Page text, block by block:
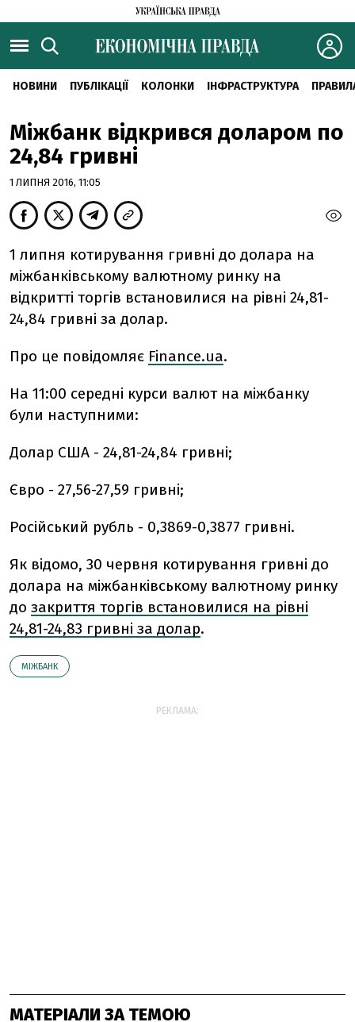
НОВИНИ ПУБЛІКАЦІЇ КОЛОНКИ ІНФРАСТРУКТУРА
Міжбанк відкрився доларом по
24,84 гривні
1 ЛИПНЯ 2016, 11:05
1 липня котирування гривні до долара на
міжбанківському валютному ринку на
відкритті торгів встановилися на рівні 24,81-
24,84 гривні за долар.
Про це повідомляє Finance.ua.
На 11:00 середні курси валют на міжбанку
були наступними:
Долар США - 24,81-24,84 гривні;
Євро - 27,56-27,59 гривні;
Російський рубль - 0,3869-0,3877 гривні.
Як відомо, 30 червня котирування гривні до
долара на міжбанківському валютному ринку
до закриття торгів встановилися на рівні
24,81-24,83 гривні за долар.
МІЖБАНК
РЕКЛАМА:
МАТЕРІАЛИ ЗА ТЕМОЮ